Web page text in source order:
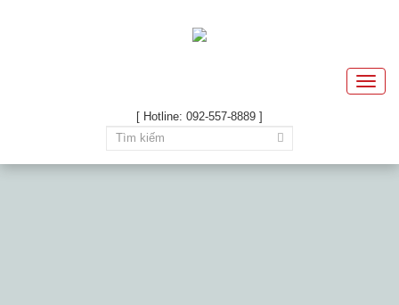
Toggle
[ Hotline: 092-557-8889 ]